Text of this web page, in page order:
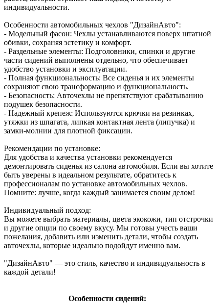
индивидуальности.
Особенности автомобильных чехлов "ДизайнАвто":
- Модельный фасон: Чехлы устанавливаются поверх штатной
обивки, сохраняя эстетику и комфорт.
- Раздельные элементы: Подголовники, спинки и другие
части сидений выполнены отдельно, что обеспечивает
удобство установки и эксплуатации.
- Полная функциональность: Все сиденья и их элементы
сохраняют свою трансформацию и функциональность.
- Безопасность: Авточехлы не препятствуют срабатыванию
подушек безопасности.
- Надежный крепеж: Используются крючки на резинках,
утяжки из шпагата, липкая контактная лента (липучка) и
замки-молнии для плотной фиксации.
Рекомендации по установке:
Для удобства и качества установки рекомендуется
демонтировать сиденья из салона автомобиля. Если вы хотите
быть уверены в идеальном результате, обратитесь к
профессионалам по установке автомобильных чехлов.
Помните: лучше, когда каждый занимается своим делом!
Индивидуальный подход:
Вы можете выбрать материалы, цвета экокожи, тип отстрочки
и другие опции по своему вкусу. Мы готовы учесть ваши
пожелания, добавить или изменить детали, чтобы создать
авточехлы, которые идеально подойдут именно вам.
"ДизайнАвто" — это стиль, качество и индивидуальность в
каждой детали!
Особенности сидений: